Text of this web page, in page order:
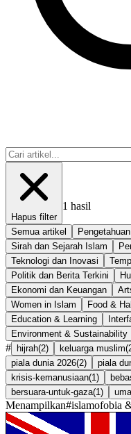
Hapus filter
1 hasil
Semua artikel
Sirah dan Sejarah Islam
Teknologi dan Inovasi
Politik dan Berita Terkini
Ekonomi dan Keuangan
Women in Islam
Food &
Education & Learning
Environment & Sustainability
# hijrah(2) keluarga muslim(
piala dunia 2026(2) piala
krisis-kemanusiaan(1 )
bersuara-untuk-gaza(1 )
Menampilkan#islamofobia